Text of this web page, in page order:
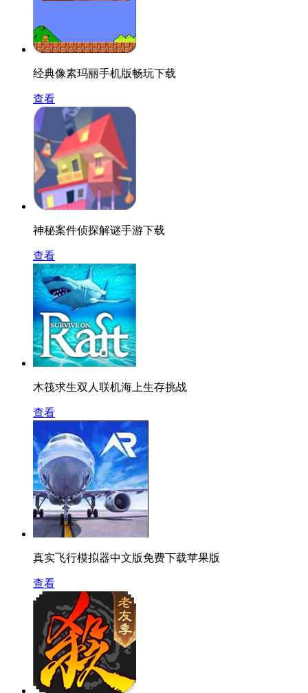
经典像素玛丽手机版畅玩下载
查看
神秘案件侦探解谜手游下载
查看
木筏求生双人联机海上生存挑战
查看
真实飞行模拟器中文版免费下载苹果版
查看